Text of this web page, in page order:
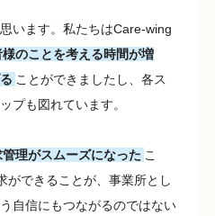
います。私たちはCare-wing
のことを考える時間が増
ことができましたし、各ス
プも図れています。
理がスムーズになった こ
ができることが、事業所とし
自信にもつながるのではない